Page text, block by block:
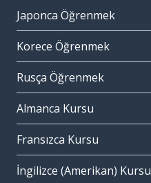
Japonca Öğrenmek
Korece Öğrenmek
Rusça Öğrenmek
Almanca Kursu
Fransızca Kursu
İngilizce (Amerikan) Kursu